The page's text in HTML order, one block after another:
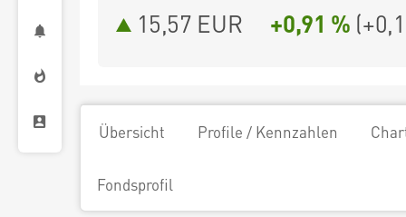
15,57 EUR +0,91 % (
Übersicht Profile / Kennzahlen
Fondsprofil